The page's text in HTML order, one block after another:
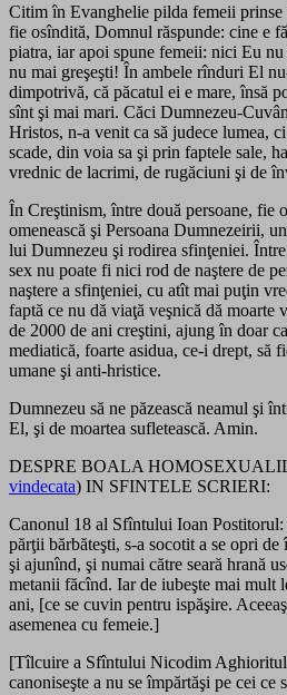
Citim în Evanghelie pilda femeii prinse
fie osîndită, Domnul răspunde: cine e
piatra, iar apoi spune femeii: nici Eu nu
nu mai greşeşti! În ambele rînduri El
dimpotrivă, că păcatul ei e mare, însă
sînt şi mai mari. Căci Dumnezeu-
Hristos, n-a venit ca să judece lumea,
scade, din voia sa şi prin faptele sale,
vrednic de lacrimi, de rugăciuni şi de
În Creştinism, între două persoane, fie
omenească şi Persoana Dumnezeirii,
lui Dumnezeu şi rodirea sfinţeniei. Între
sex nu poate fi nici rod de naştere de
naştere a sfinţeniei, cu atît mai puţin
faptă ce nu dă viaţă veşnică dă moarte
de 2000 de ani creştini, ajung în doar
mediatică, foarte asidua, ce-i drept, să
umane şi anti-hristice.
Dumnezeu să ne păzească neamul şi
El, şi de moartea sufletească. Amin.
DESPRE BOALA
vindecata) IN SFINTELE SCRIERI:
Canonul 18 al Sfîntului Ioan Postitorul:
părţii bărbăteşti, s-a socotit a se opri
şi ajunînd, şi numai către seară hrană
metanii făcînd. Iar de iubeşte mai mult
ani, [ce se cuvin pentru ispăşire.
asemenea cu femeie.]
[Tîlcuire a Sfîntului Nicodim
canoniseşte a nu se împărtăşi pe cei ce